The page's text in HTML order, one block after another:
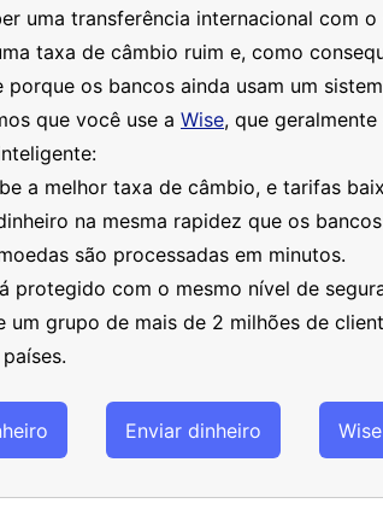
uma transferência internacional com
taxa de câmbio ruim e, como
porque os bancos ainda usam um
que você use a Wise, que
a melhor taxa de câmbio, e tarifas
na mesma rapidez que os
são processadas em minutos.
protegido com o mesmo nível de
um grupo de mais de 2 milhões de
Enviar dinheiro